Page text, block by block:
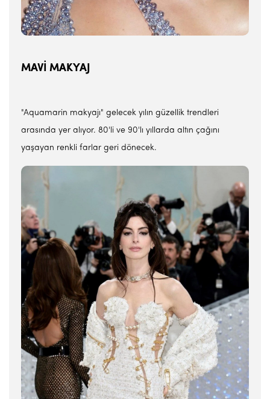
MAVİ MAKYAJ
"Aquamarin makyajı" gelecek yılın güzellik trendleri
arasında yer alıyor. 80'li ve 90'lı yıllarda altın çağını
yaşayan renkli farlar geri dönecek.